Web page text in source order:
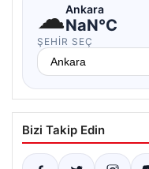
☁Ankara
NaN°C
ŞEHIR SEÇ
Bizi Takip Edin